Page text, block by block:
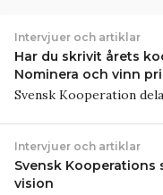
Intervjuer och artiklar
Har du skrivit årets
Nominera och vinn
Svensk Kooperation
Intervjuer och artiklar
Svensk Kooperations
vision